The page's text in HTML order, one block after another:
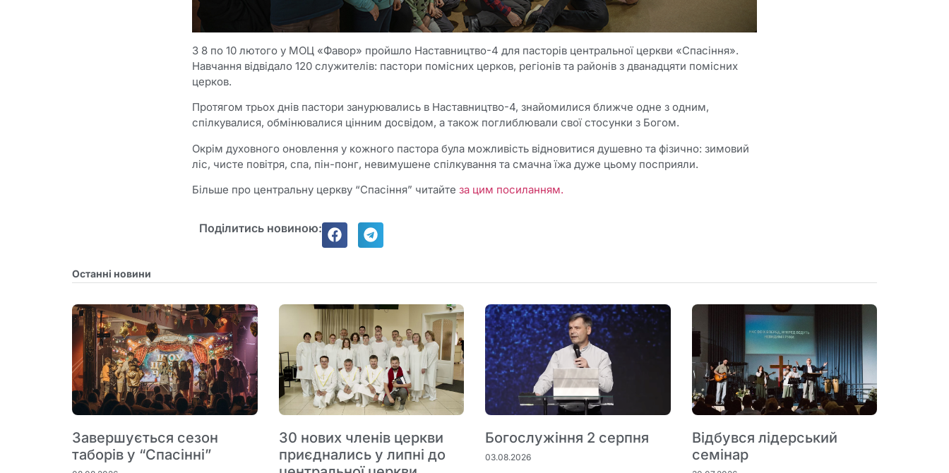
З 8 по 10 лютого у МОЦ «Фавор» пройшло Наставництво-4 для пасторів центральної церкви «Спасіння».
Навчання відвідало 120 служителів: пастори помісних церков, регіонів та районів з дванадцяти помісних
церков.
Протягом трьох днів пастори занурювались в Наставництво-4, знайомилися ближче одне з одним,
спілкувалися, обмінювалися цінним досвідом, а також поглиблювали свої стосунки з Богом.
Окрім духовного оновлення у кожного пастора була можливість відновитися душевно та фізично: зимовий
ліс, чисте повітря, спа, пін-понг, невимушене спілкування та смачна їжа дуже цьому посприяли.
Більше про центральну церкву “Спасіння” читайте за цим посиланням.
Поділитись новиною:
Останні новини
Завершується сезон
таборів у “Спасінні”
30 нових членів церкви
приєднались у липні до
Богослужіння 2 серпня
03.08.2026
Відбувся лідерський
семінар